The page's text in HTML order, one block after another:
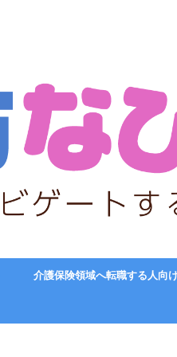
介護保険領域へ転職する人向